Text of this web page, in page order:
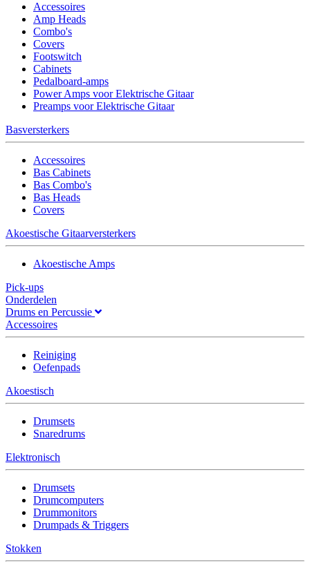
Accessoires
Amp Heads
Combo's
Covers
Footswitch
Cabinets
Pedalboard-amps
Power Amps voor Elektrische Gitaar
Preamps voor Elektrische Gitaar
Basversterkers
Accessoires
Bas Cabinets
Bas Combo's
Bas Heads
Covers
Akoestische Gitaarversterkers
Akoestische Amps
Pick-ups
Onderdelen
Drums en Percussie
Accessoires
Reiniging
Oefenpads
Akoestisch
Drumsets
Snaredrums
Elektronisch
Drumsets
Drumcomputers
Drummonitors
Drumpads & Triggers
Stokken